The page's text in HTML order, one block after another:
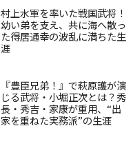
村上水軍を率いた戦国武将！
幼い弟を支え、共に海へ散っ
た得居通幸の波乱に満ちた生
涯
『豊臣兄弟！』で萩原護が演
じる武将・小堀正次とは？秀
長・秀吉・家康が重用、“出
家を重ねた実務派”の生涯